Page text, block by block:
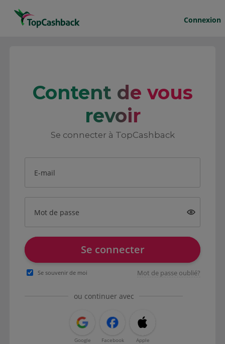
Connexion
Content de vous
revoir
Se connecter à TopCashback
E-mail
Mot de passe
Se connecter
Se souvenir de moi Mot de passe oublié?
ou continuer avec
Google Facebook Apple